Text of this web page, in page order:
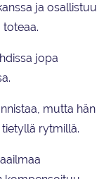
ja osallistuu
toteaa.
jopa
mutta hän
rytmillä.